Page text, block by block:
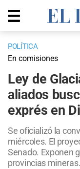
POLÍTICA
En comisiones
Ley de
aliados
exprés en
Se oficializó la
miércoles. El
Senado. Exponen
provincias mineras.